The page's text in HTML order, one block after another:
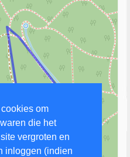
om
die het
vergroten en
inloggen (indien